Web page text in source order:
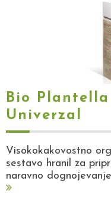
Bio
Univerzal
Visokokakovostno
sestavo hranil za
naravno